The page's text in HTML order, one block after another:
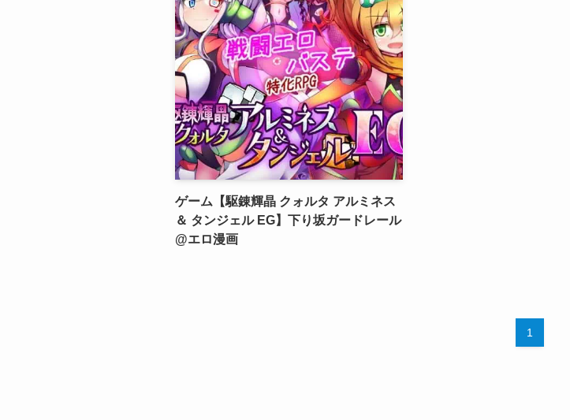
ゲーム【駆錬輝晶 クォルタ アルミネス
＆ タンジェル EG】下り坂ガードレール
@エロ漫画
1